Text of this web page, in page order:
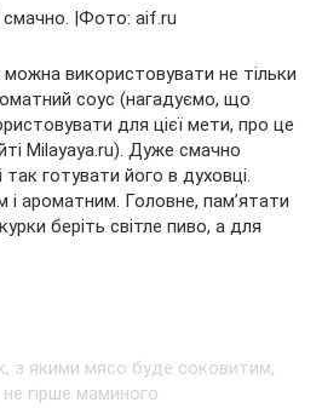
смачно. |Фото: aif.ru
використовувати не тільки
соус (нагадуємо, що
для цієї мети, про це
Milayaya.ru). Дуже смачно
готувати його в духовці.
ароматним. Головне, пам’ятати
беріть світле пиво, а для